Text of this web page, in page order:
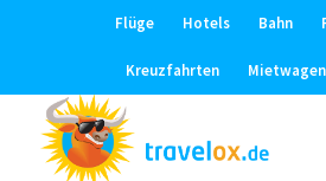
Flüge Hotels Bahn
Kreuzfahrten Mietwagen